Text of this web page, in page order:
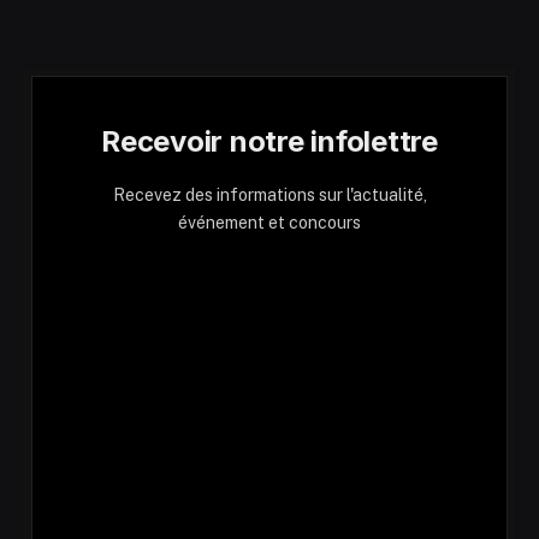
Recevoir notre infolettre
Recevez des informations sur l'actualité,
événement et concours